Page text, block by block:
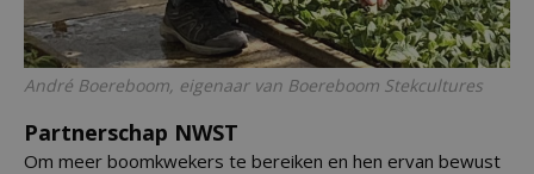
André Boereboom, eigenaar van Boereboom Stekcultures
Partnerschap NWST
Om meer boomkwekers te bereiken en hen ervan bewust